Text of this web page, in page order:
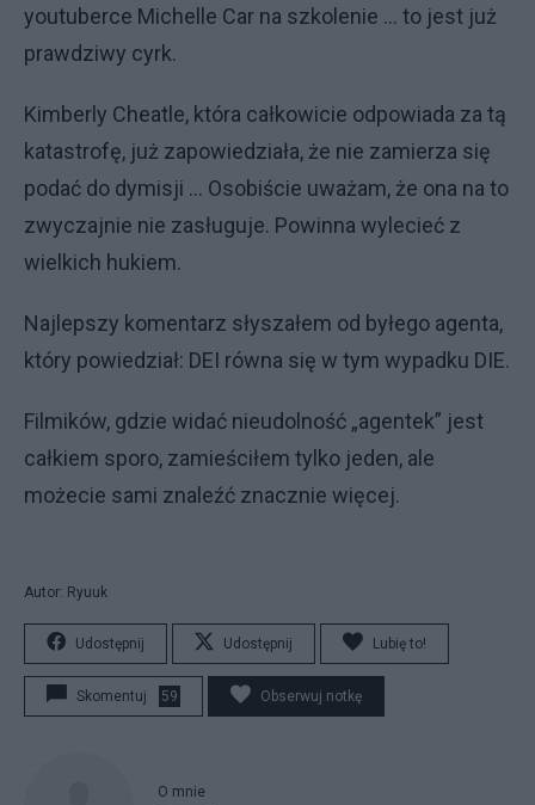
youtuberce Michelle Car na szkolenie … to jest już
prawdziwy cyrk.
Kimberly Cheatle, która całkowicie odpowiada za tą
katastrofę, już zapowiedziała, że nie zamierza się
podać do dymisji … Osobiście uważam, że ona na to
zwyczajnie nie zasługuje. Powinna wylecieć z
wielkich hukiem.
Najlepszy komentarz słyszałem od byłego agenta,
który powiedział: DEI równa się w tym wypadku DIE.
Filmików, gdzie widać nieudolność „agentek” jest
całkiem sporo, zamieściłem tylko jeden, ale
możecie sami znaleźć znacznie więcej.
Autor: Ryuuk
Udostępnij Udostępnij Lubię to!
Skomentuj 59 Obserwuj notkę
O mnie